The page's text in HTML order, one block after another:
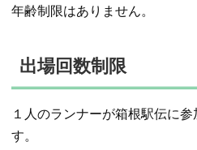
年齢制限はありません。
出場回数制限
１人のランナーが箱根駅伝に
す。